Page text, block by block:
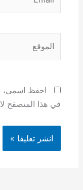
احفظ اسمي،
في هذا المتصفح